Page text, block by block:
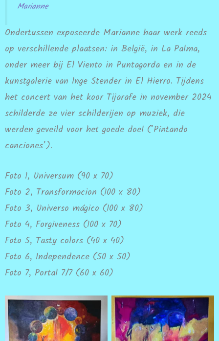
Marianne
Ondertussen exposeerde Marianne haar werk reeds
op verschillende plaatsen: in België, in La Palma,
onder meer bij El Viento in Puntagorda en in de
kunstgalerie van Inge Stender in El Hierro. Tijdens
het concert van het koor Tijarafe in november 2024
schilderde ze vier schilderijen op muziek, die
werden geveild voor het goede doel (‘Pintando
canciones’).
Foto 1, Universum (90 x 70)
Foto 2, Transformacion (100 x 80)
Foto 3, Universo mágico (100 x 80)
Foto 4, Forgiveness (100 x 70)
Foto 5, Tasty colors (40 x 40)
Foto 6, Independence (50 x 50)
Foto 7, Portal 7/7 (60 x 60)